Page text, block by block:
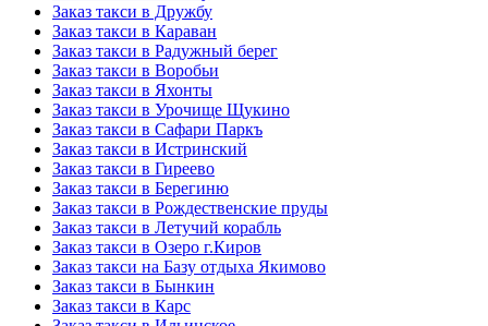
Заказ такси в Дружбу
Заказ такси в Караван
Заказ такси в Радужный берег
Заказ такси в Воробьи
Заказ такси в Яхонты
Заказ такси в Урочище Щукино
Заказ такси в Сафари Паркъ
Заказ такси в Истринский
Заказ такси в Гиреево
Заказ такси в Берегиню
Заказ такси в Рождественские пруды
Заказ такси в Летучий корабль
Заказ такси в Озеро г.Киров
Заказ такси на Базу отдыха Якимово
Заказ такси в Бынкин
Заказ такси в Карс